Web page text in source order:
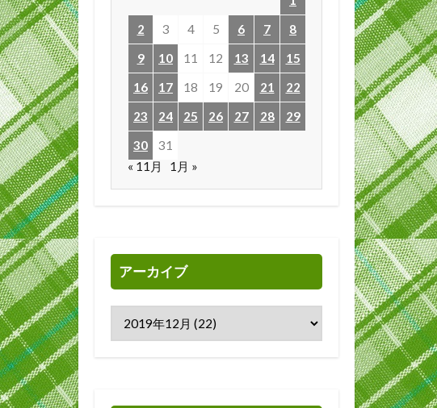
2
3 4 5 6 7
8
9
10 11 12 13 14
15
16
17 18 19 20 21
22
23
24 25 26 27 28
29
30
31
« 11月
1月 »
アーカイブ